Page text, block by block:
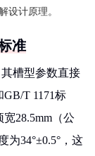
设计原理。
准
槽型参数直接
T 1171标
28.5mm（公
为34°±0.5°，这